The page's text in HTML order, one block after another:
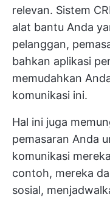
relevan. Sistem
alat bantu Anda
pelanggan,
bahkan aplikasi
memudahkan
komunikasi ini.
Hal ini juga
pemasaran Anda
komunikasi
contoh, mereka
sosial,